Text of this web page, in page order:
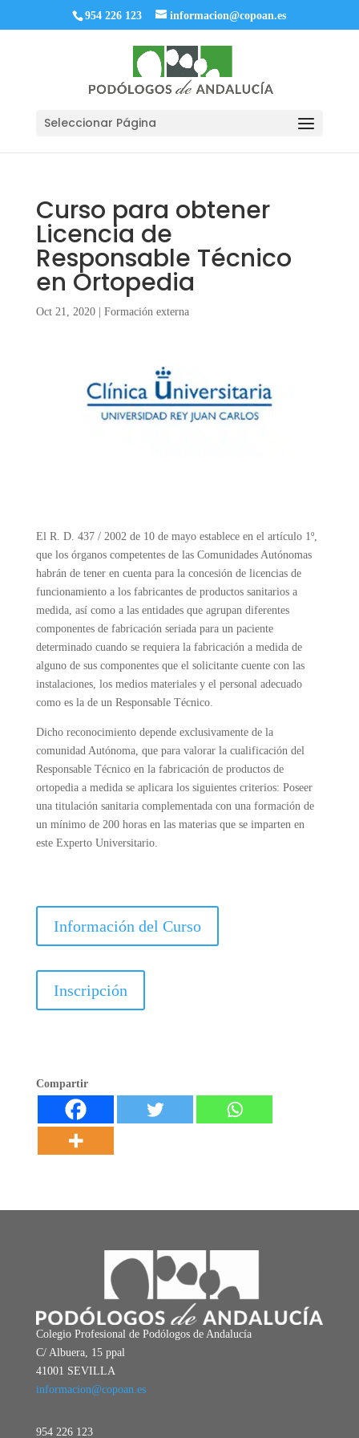
954 226 123 informacion@copoan.es
Seleccionar Página
Curso para obtener
Licencia de
Responsable Técnico
en Ortopedia
Oct 21, 2020| Formación externa
El R. D. 437 / 2002 de 10 de mayo establece en el artículo 1º,
que los órganos competentes de las Comunidades Autónomas
habrán de tener en cuenta para la concesión de licencias de
funcionamiento a los fabricantes de productos sanitarios a
medida, así como a las entidades que agrupan diferentes
componentes de fabricación seriada para un paciente
determinado cuando se requiera la fabricación a medida de
alguno de sus componentes que el solicitante cuente con las
instalaciones, los medios materiales y el personal adecuado
como es la de un Responsable Técnico.
Dicho reconocimiento depende exclusivamente de la
comunidad Autónoma, que para valorar la cualificación del
Responsable Técnico en la fabricación de productos de
ortopedia a medida se aplicara los siguientes criterios: Poseer
una titulación sanitaria complementada con una formación de
un mínimo de 200 horas en las materias que se imparten en
este Experto Universitario.
Información del Curso
Inscripción
Compartir
Colegio Profesional de Podólogos de Andalucía
C/ Albuera, 15 ppal
41001 SEVILLA
informacion@copoan.es
954 226 123